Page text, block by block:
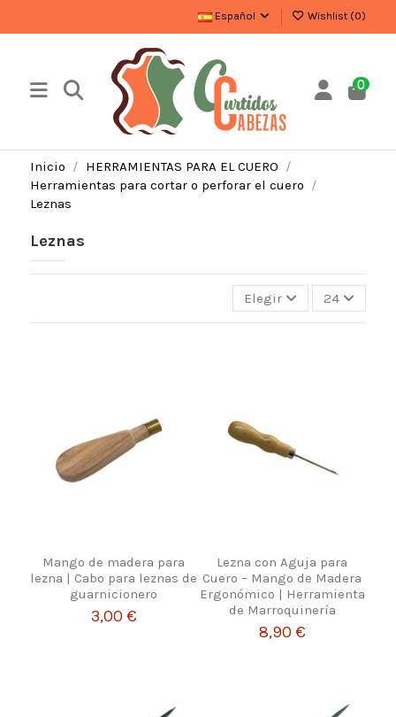
Español Wishlist (0)
0
Inicio
HERRAMIENTAS PARA EL CUERO
Herramientas para cortar o perforar el cuero
Leznas
Leznas
Elegir 24
Mango de madera para
lezna | Cabo para leznas de
guarnicionero
3,00 €
Lezna con Aguja para
Cuero – Mango de Madera
Ergonómico | Herramienta
de Marroquinería
8,90 €